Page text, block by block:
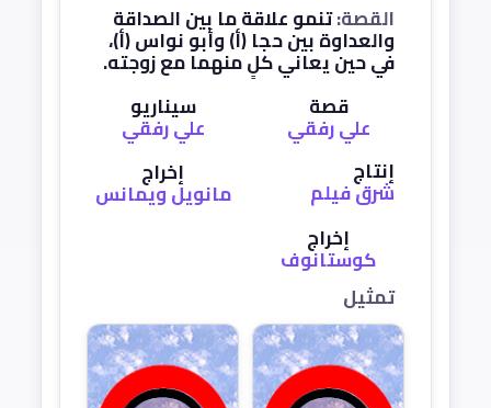
القصة:تنمو علاقة ما بين الصداقة
والعداوة بين حجا (أ) وأبو نواس (أ)،
في حين يعاني كلٍ منهما مع زوجته.
قصة
علي رفقي
سيناريو
علي رفقي
إنتاج
شرق فيلم
إخراج
مانويل ويمانس
إخراج
كوستانوف
تمثيل